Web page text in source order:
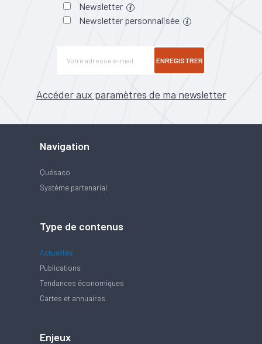
Newsletter
Newsletter personnalisée
ENREGISTRER
Accéder aux paramètres de ma newsletter
Navigation
Quésaco
Système partenarial
Type de contenus
Actualités
Publications
Tendances économiques
Cartes et annuaires
Enjeux